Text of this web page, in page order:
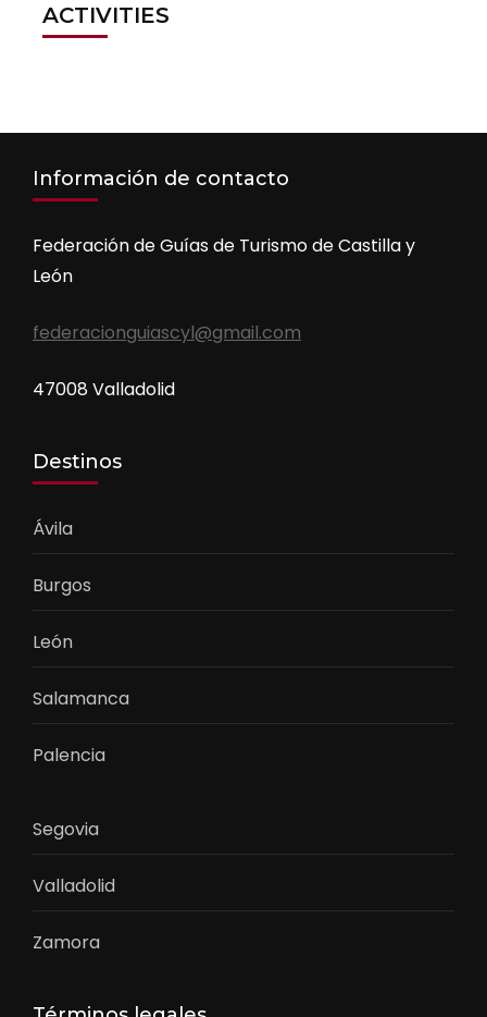
ACTIVITIES
Información de contacto
Federación de Guías de Turismo de Castilla y
León
federacionguiascyl@gmail.com
47008 Valladolid
Destinos
Ávila
Burgos
León
Salamanca
Palencia
Segovia
Valladolid
Zamora